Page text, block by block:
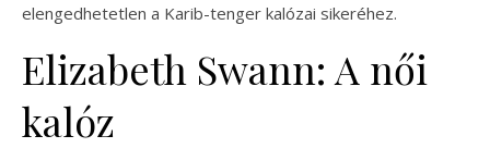
elengedhetetlen a Karib-tenger kalózai sikeréhez.
Elizabeth Swann: A női
kalóz